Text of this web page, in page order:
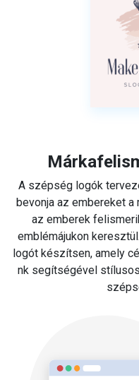
A szépség logók
bevonja az embereket a
az emberek
emblémájukon
logót készítsen, amely
nk segítségével